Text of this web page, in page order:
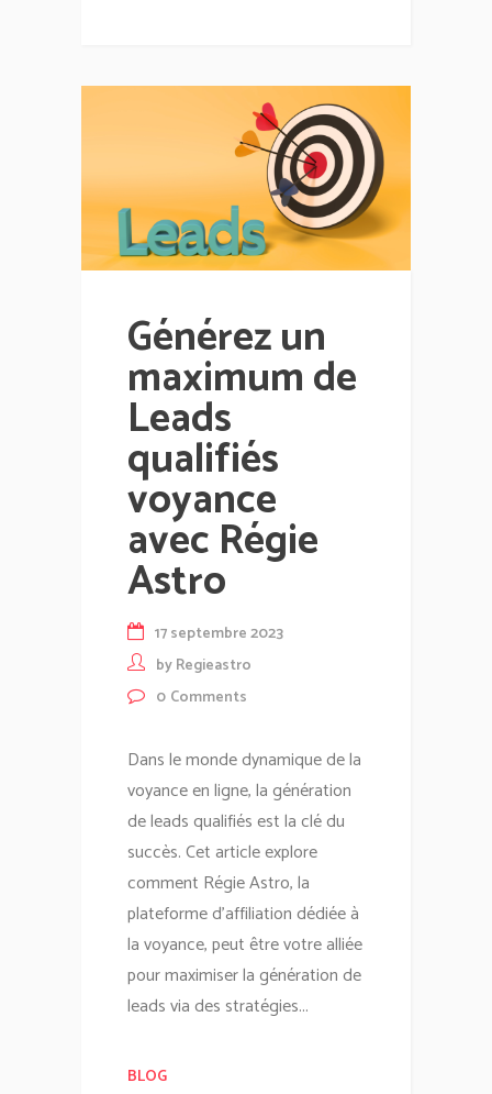
Générez un
maximum de
Leads
qualifiés
voyance
avec Régie
Astro
17 septembre 2023
byRegieastro
0 Comments
Dans le monde dynamique de la
voyance en ligne, la génération
de leads qualifiés est la clé du
succès. Cet article explore
comment Régie Astro, la
plateforme d'affiliation dédiée à
la voyance, peut être votre alliée
pour maximiser la génération de
leads via des stratégies...
BLOG